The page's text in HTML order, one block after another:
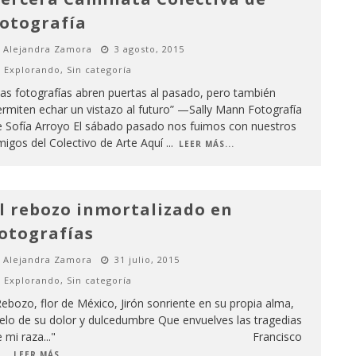
Alejandra Zamora
3 agosto, 2015
Explorando, Sin categoría
fotografías abren puertas al pasado, pero también
echar un vistazo al futuro” —Sally Mann Fotografía
Sofía Arroyo El sábado pasado nos fuimos con nuestros
del Colectivo de Arte Aquí ... LEER MÁS...
rebozo inmortalizado en
Alejandra Zamora
31 julio, 2015
Explorando, Sin categoría
flor de México, Jirón sonriente en su propia alma,
de su dolor y dulcedumbre Que envuelves las tragedias
mi raza..." Francisco